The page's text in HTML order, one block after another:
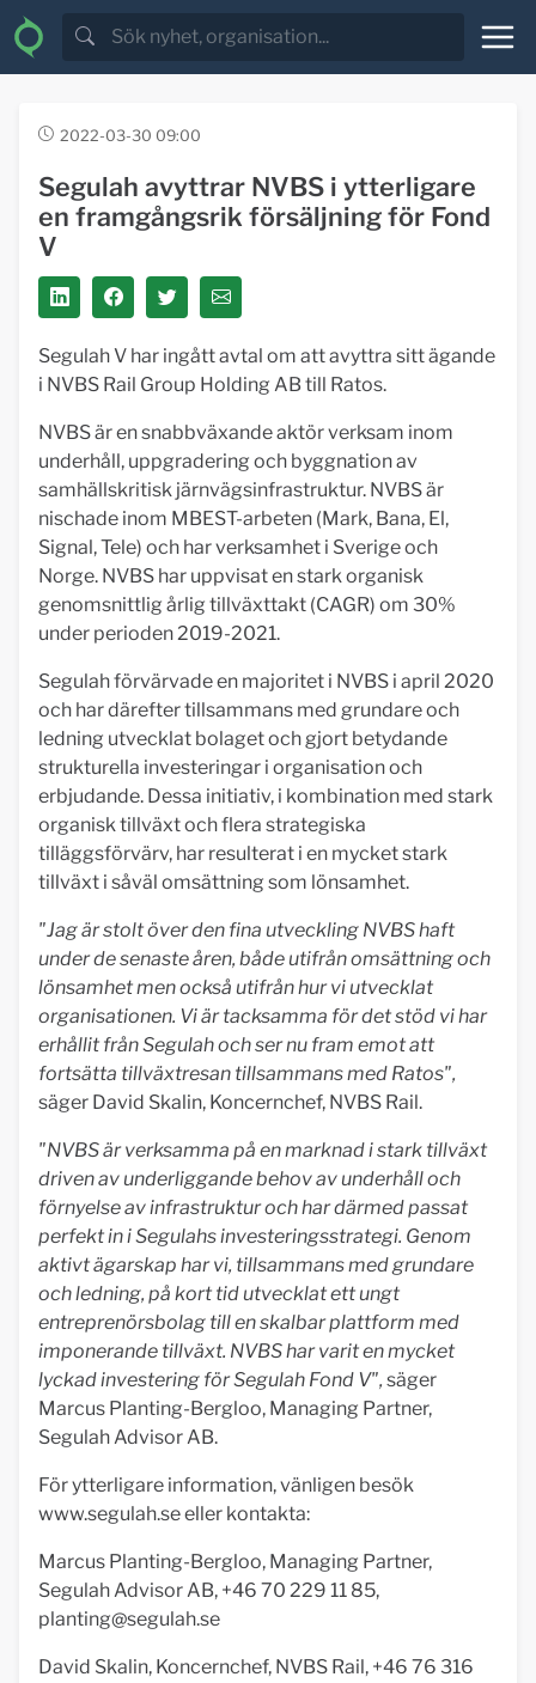
2022-03-30 09:00
Segulah avyttrar NVBS i ytterligare
en framgångsrik försäljning för Fond
V
Segulah V har ingått avtal om att avyttra sitt ägande
i NVBS Rail Group Holding AB till Ratos.
NVBS är en snabbväxande aktör verksam inom
underhåll, uppgradering och byggnation av
samhällskritisk järnvägsinfrastruktur. NVBS är
nischade inom MBEST-arbeten (Mark, Bana, El,
Signal, Tele) och har verksamhet i Sverige och
Norge. NVBS har uppvisat en stark organisk
genomsnittlig årlig tillväxttakt (CAGR) om 30%
under perioden 2019-2021.
Segulah förvärvade en majoritet i NVBS i april 2020
och har därefter tillsammans med grundare och
ledning utvecklat bolaget och gjort betydande
strukturella investeringar i organisation och
erbjudande. Dessa initiativ, i kombination med stark
organisk tillväxt och flera strategiska
tilläggsförvärv, har resulterat i en mycket stark
tillväxt i såväl omsättning som lönsamhet.
"Jag är stolt över den fina utveckling NVBS haft
under de senaste åren, både utifrån omsättning och
lönsamhet men också utifrån hur vi utvecklat
organisationen. Vi är tacksamma för det stöd vi har
erhållit från Segulah och ser nu fram emot att
fortsätta tillväxtresan tillsammans med Ratos",
säger David Skalin, Koncernchef, NVBS Rail.
"NVBS är verksamma på en marknad i stark tillväxt
driven av underliggande behov av underhåll och
förnyelse av infrastruktur och har därmed passat
perfekt in i Segulahs investeringsstrategi. Genom
aktivt ägarskap har vi, tillsammans med grundare
och ledning, på kort tid utvecklat ett ungt
entreprenörsbolag till en skalbar plattform med
imponerande tillväxt. NVBS har varit en mycket
lyckad investering för Segulah Fond V", säger
Marcus Planting-Bergloo, Managing Partner,
Segulah Advisor AB.
För ytterligare information, vänligen besök
www.segulah.se eller kontakta:
Marcus Planting-Bergloo, Managing Partner,
Segulah Advisor AB, +46 70 229 11 85,
planting@segulah.se
David Skalin, Koncernchef, NVBS Rail, +46 76 316